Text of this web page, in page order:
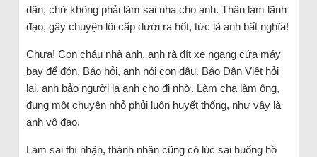
dân, chứ không phải làm sai nha cho anh. Thân làm lãnh
đạo, gây chuyện lôi cấp dưới ra hốt, tức là anh bất nghĩa!
Chưa! Con cháu nhà anh, anh rà đít xe ngang cửa máy
bay để đón. Báo hỏi, anh nói con dâu. Báo Dân Việt hỏi
lại, anh bảo người lạ anh cho đi nhờ. Làm cha làm ông,
đụng một chuyện nhỏ phủi luôn huyết thống, như vậy là
anh vô đạo.
Làm sai thì nhận, thánh nhân cũng có lúc sai huống hồ